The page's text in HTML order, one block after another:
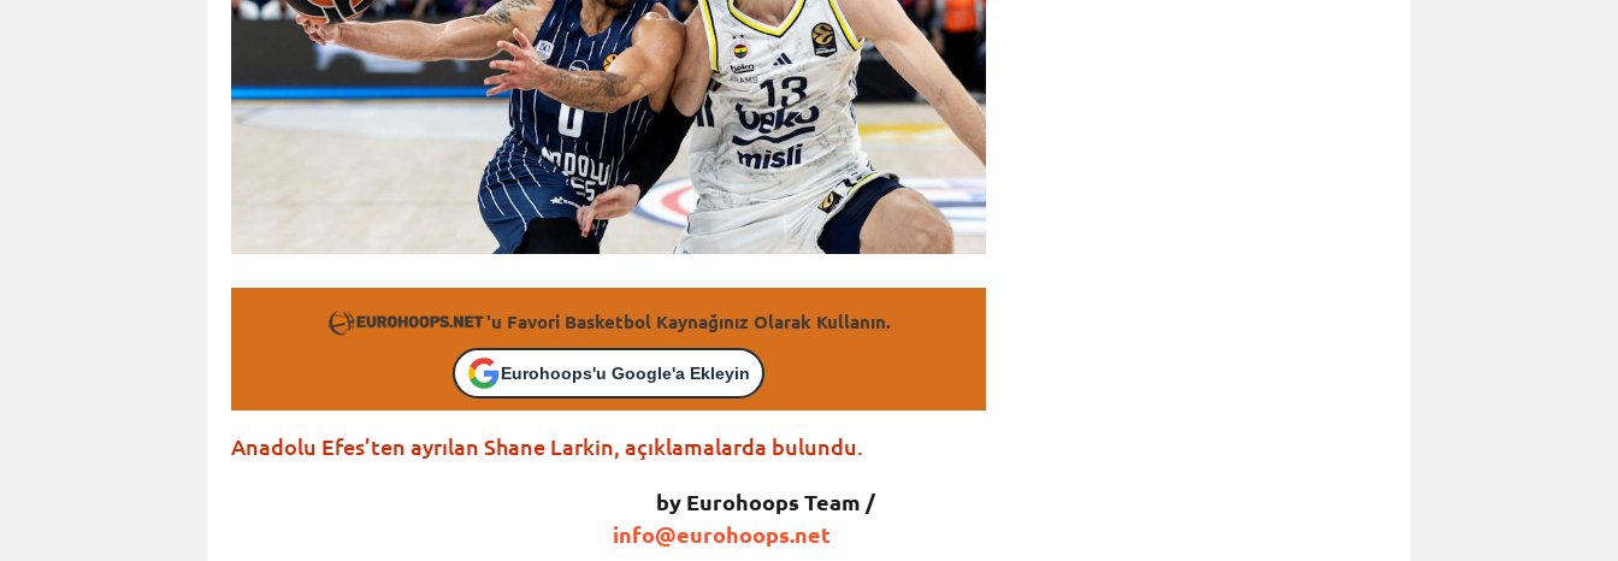
'u Favori Basketbol Kaynağınız Olarak Kullanın.
Eurohoops'u Google'a Ekleyin
Anadolu Efes’ten ayrılan Shane Larkin, açıklamalarda bulundu.
by Eurohoops Team /
info@eurohoops.net